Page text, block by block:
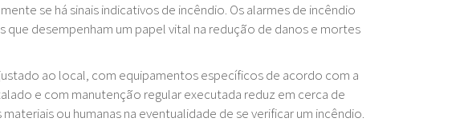
se há sinais indicativos de incêndio. Os alarmes de incêndio
desempenham um papel vital na redução de danos e mortes
ao local, com equipamentos específicos de acordo com a
e com manutenção regular executada reduz em cerca de
ou humanas na eventualidade de se verificar um incêndio.